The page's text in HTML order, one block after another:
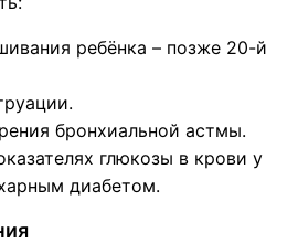
ребёнка – позже 20-й
бронхиальной астмы.
глюкозы в крови у
диабетом.